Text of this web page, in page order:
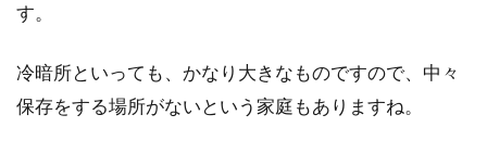
す。
冷暗所といっても、かなり大きなものですので、中々
保存をする場所がないという家庭もありますね。